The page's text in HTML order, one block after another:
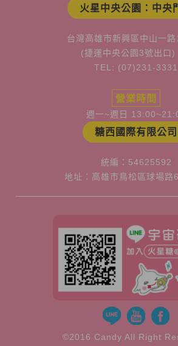
火星中央公園：中央
台灣高雄市新興區中山一
(捷運中央公園3號出口)
TEL: (07)231-3331
營業時間
週一~週日
糖西國際有限公司
統編：54625592
地址：高雄市鳥松區球場路
©2016 Candy All Right